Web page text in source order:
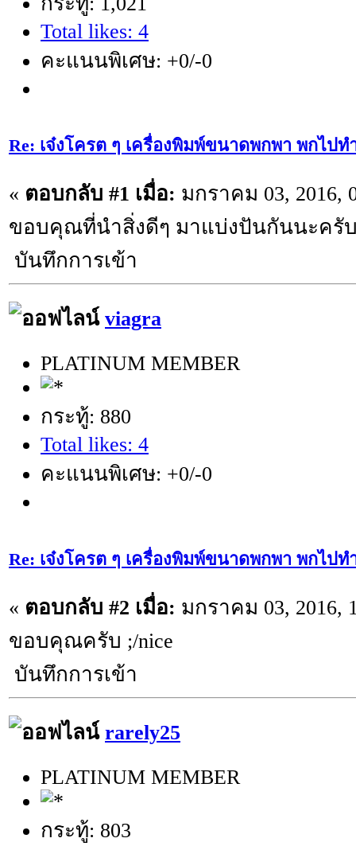
Total likes: 4
คะแนนพิเศษ: +0/-0
Re: เจ๋งโครต ๆ เครื่องพิมพ์ขนาดพกพา พกไป
« ตอบกลับ #1 เมื่อ: มกราคม 03, 2016,
ขอบคุณที่นำสิ่งดีๆ มาแบ่งปันกันนะครั
บันทึกการเข้า
viagra
PLATINUM MEMBER
กระทู้: 880
Total likes: 4
คะแนนพิเศษ: +0/-0
Re: เจ๋งโครต ๆ เครื่องพิมพ์ขนาดพกพา พกไป
« ตอบกลับ #2 เมื่อ: มกราคม 03, 2016,
ขอบคุณครับ ;/nice
บันทึกการเข้า
rarely25
PLATINUM MEMBER
กระทู้: 803